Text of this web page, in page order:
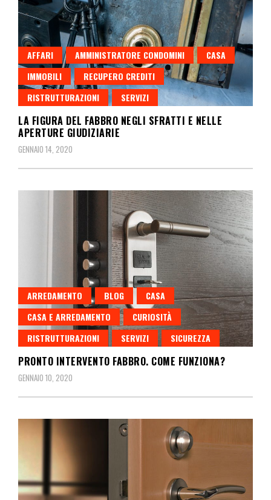
AFFARI AMMINISTRATORE CONDOMINI
CASA
IMMOBILI
RECUPERO CREDITI
RISTRUTTURAZIONI
SERVIZI
LA FIGURA DEL FABBRO NEGLI SFRATTI E NELLE
APERTURE GIUDIZIARIE
GENNAIO 14, 2020
ARREDAMENTO BLOG
CASA
CASA E ARREDAMENTO
CURIOSITÀ
RISTRUTTURAZIONI
SERVIZI SICUREZZA
PRONTO INTERVENTO FABBRO. COME FUNZIONA?
GENNAIO 10, 2020